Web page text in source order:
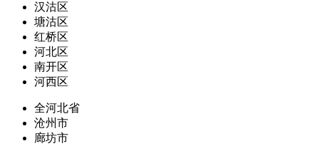
汉沽区
塘沽区
红桥区
河北区
南开区
河西区
全河北省
沧州市
廊坊市